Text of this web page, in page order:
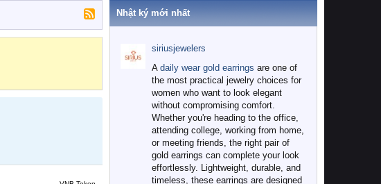
Nhật ký mới nhất
siriusjewelers
A daily wear gold earrings are one of
the most practical jewelry choices for
women who want to look elegant
without compromising comfort.
Whether you're heading to the office,
attending college, working from home,
or meeting friends, the right pair of
gold earrings can complete your look
effortlessly. Lightweight, durable, and
timeless, these earrings are designed